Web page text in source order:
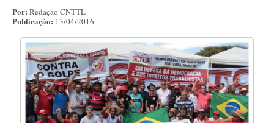
Por: Redação CNTTL
Publicação: 13/04/2016